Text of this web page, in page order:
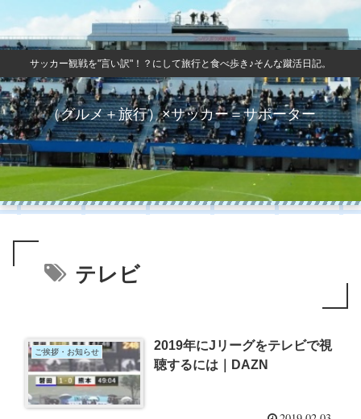
サッカー観戦を"言い訳"！？にして旅行と食べ歩き♪そんな蹴活日記。
（グルメ＋旅行）×サッカー＝サポーター
テレビ
ご挨拶・お知らせ
2019年にJリーグをテレビで視
聴するには｜DAZN